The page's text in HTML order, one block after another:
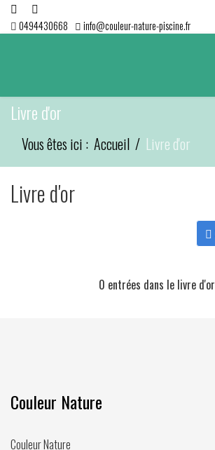
0494430668 info@couleur-nature-piscine.fr
Livre d'or
Vous êtes ici : Accueil Livre d'or
Livre d'or
0 entrées dans le livre d'or
Couleur Nature
Couleur Nature